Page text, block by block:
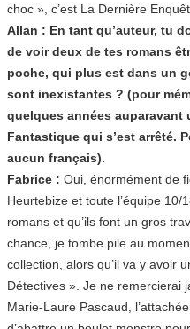
choc », c’est La Dernière
Allan : En tant qu’auteur, tu
de voir deux de tes romans
poche, qui plus est dans un
sont inexistantes ? (pour
quelques années
Fantastique qui s’est arrêté.
aucun français).
Fabrice : Oui, énormément de
Heurtebize et toute l’équipe
romans et qu’ils font un gros
chance, je tombe pile au
collection, alors qu’il va y avoir
Détectives ». Je ne remercierai
Marie-Laure Pascaud,